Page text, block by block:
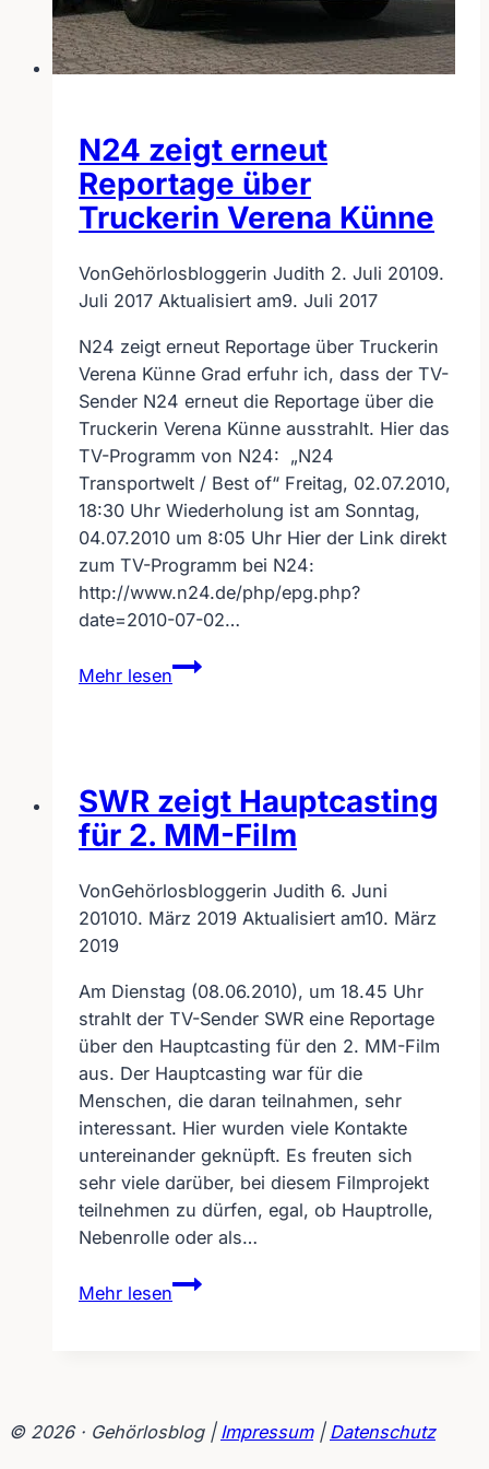
N24 zeigt erneut
Reportage über
Truckerin Verena Künne
VonGehörlosbloggerin Judith 2. Juli 20109.
Juli 2017 Aktualisiert am9. Juli 2017
N24 zeigt erneut Reportage über Truckerin
Verena Künne Grad erfuhr ich, dass der TV-
Sender N24 erneut die Reportage über die
Truckerin Verena Künne ausstrahlt. Hier das
TV-Programm von N24: „N24
Transportwelt / Best of“ Freitag, 02.07.2010,
18:30 Uhr Wiederholung ist am Sonntag,
04.07.2010 um 8:05 Uhr Hier der Link direkt
zum TV-Programm bei N24:
http://www.n24.de/php/epg.php?
date=2010-07-02…
Mehr lesen
N24
zeigt
Truckerin
Verena
Künne
SWR zeigt Hauptcasting
für 2. MM-Film
VonGehörlosbloggerin Judith 6. Juni
201010. März 2019 Aktualisiert am10. März
2019
Am Dienstag (08.06.2010), um 18.45 Uhr
strahlt der TV-Sender SWR eine Reportage
über den Hauptcasting für den 2. MM-Film
aus. Der Hauptcasting war für die
Menschen, die daran teilnahmen, sehr
interessant. Hier wurden viele Kontakte
untereinander geknüpft. Es freuten sich
sehr viele darüber, bei diesem Filmprojekt
teilnehmen zu dürfen, egal, ob Hauptrolle,
Nebenrolle oder als…
Mehr lesen
SWR
zeigt
Film
© 2026 · Gehörlosblog | Impressum| Datenschutz